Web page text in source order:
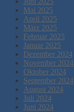
Mai 2025
April 2025
März 2025
Februar 2025
Januar 2025
Dezember 2024
November 2024
Oktober 2024
September 2024
August 2024
Juli 2024
Juni 2024